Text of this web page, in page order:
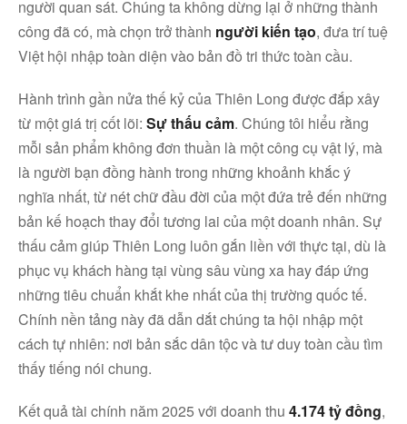
người quan sát. Chúng ta không dừng lại ở những thành
công đã có, mà chọn trở thành người kiến tạo, đưa trí tuệ
Việt hội nhập toàn diện vào bản đồ tri thức toàn cầu.
Hành trình gần nửa thế kỷ của Thiên Long được đắp xây
từ một giá trị cốt lõi: Sự thấu cảm. Chúng tôi hiểu rằng
mỗi sản phẩm không đơn thuần là một công cụ vật lý, mà
là người bạn đồng hành trong những khoảnh khắc ý
nghĩa nhất, từ nét chữ đầu đời của một đứa trẻ đến những
bản kế hoạch thay đổi tương lai của một doanh nhân. Sự
thấu cảm giúp Thiên Long luôn gắn liền với thực tại, dù là
phục vụ khách hàng tại vùng sâu vùng xa hay đáp ứng
những tiêu chuẩn khắt khe nhất của thị trường quốc tế.
Chính nền tảng này đã dẫn dắt chúng ta hội nhập một
cách tự nhiên: nơi bản sắc dân tộc và tư duy toàn cầu tìm
thấy tiếng nói chung.
Kết quả tài chính năm 2025 với doanh thu 4.174 tỷ đồng,